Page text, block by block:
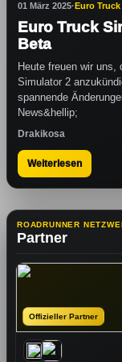
01 März 2025·Euro
Euro Truck
Beta
Heute freuen wir
Simulator 2
spannende
News&hellip;
Drakikosa
Weiterlesen
ROADRUNNER
Partner
Offizieller Partner